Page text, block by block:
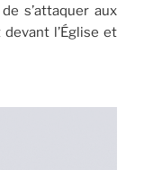
s’attaquer aux
l’Église et